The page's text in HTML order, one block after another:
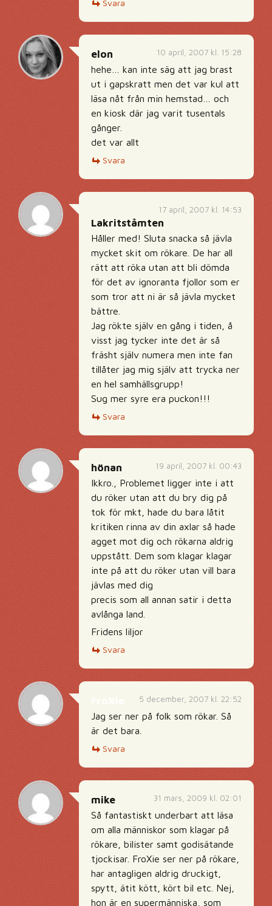
Svara
10 april, 2007 kl. 15:28
elon
hehe… kan inte säg att jag brast
ut i gapskratt men det var kul att
läsa nåt från min hemstad… och
en kiosk där jag varit tusentals
gånger.
det var allt
Svara
17 april, 2007 kl. 14:53
Lakritståmten
Håller med! Sluta snacka så jävla
mycket skit om rökare. De har all
rätt att röka utan att bli dömda
för det av ignoranta fjollor som er
som tror att ni är så jävla mycket
bättre.
Jag rökte själv en gång i tiden, å
visst jag tycker inte det är så
fräsht själv numera men inte fan
tillåter jag mig själv att trycka ner
en hel samhällsgrupp!
Sug mer syre era puckon!!!
Svara
19 april, 2007 kl. 00:43
hönan
Ikkro., Problemet ligger inte i att
du röker utan att du bry dig på
tok för mkt, hade du bara låtit
kritiken rinna av din axlar så hade
agget mot dig och rökarna aldrig
uppstått. Dem som klagar klagar
inte på att du röker utan vill bara
jävlas med dig
precis som all annan satir i detta
avlånga land.
Fridens liljor
Svara
5 december, 2007 kl. 22:52
Jag ser ner på folk som rökar. Så
är det bara.
Svara
31 mars, 2009 kl. 02:01
mike
Så fantastiskt underbart att läsa
om alla människor som klagar på
rökare, bilister samt godisätande
tjockisar. FroXie ser ner på rökare,
har antagligen aldrig druckigt,
spytt, ätit kött, kört bil etc. Nej,
hon är en supermänniska, som